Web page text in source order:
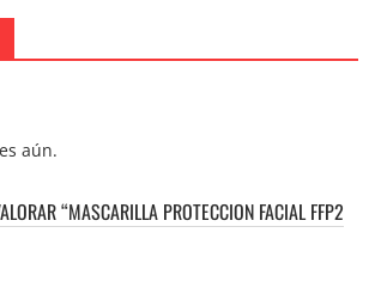
aún.
“MASCARILLA PROTECCION FACIAL FFP2